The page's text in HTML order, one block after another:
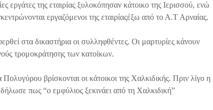
εργάτες της εταιρίας ξυλοκόπησαν κάτοικο της Ιερισσού, ενώ
εργαζόμενοι της εταιρίαςέξω από το Α.Τ Αρναίας.
στα δικαστήρια οι συλληφθέντες. Οι μαρτυρίες κάνουν
τρομοκράτησης των κατοίκων.
βρίσκονται οι κάτοικοι της Χαλκιδικής. Πριν λίγο η
πως “ο εμφύλιος ξεκινάει από τη Χαλκιδική”